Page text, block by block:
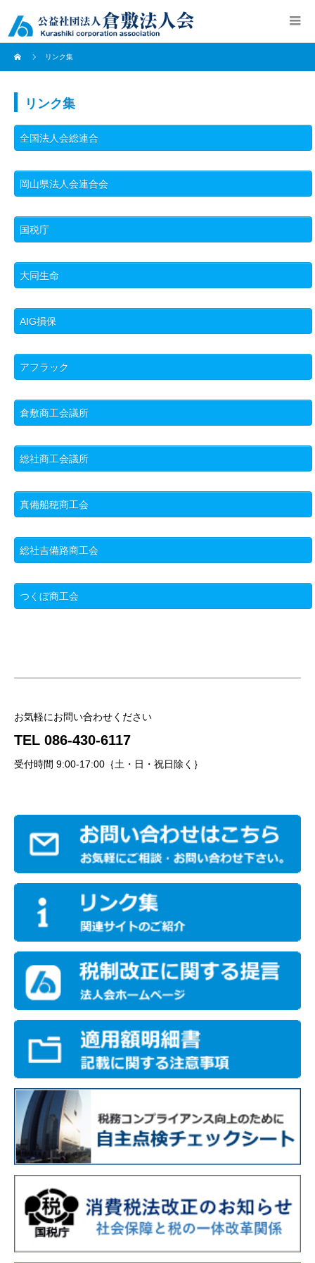
リンク集
リンク集
全国法人会総連合
岡山県法人会連合会
国税庁
大同生命
AIG損保
アフラック
倉敷商工会議所
総社商工会議所
真備船穂商工会
総社吉備路商工会
つくぼ商工会
お気軽にお問い合わせください
TEL 086-430-6117
受付時間 9:00-17:00｛土・日・祝日除く｝